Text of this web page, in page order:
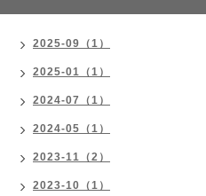
2025-09（1）
2025-01（1）
2024-07（1）
2024-05（1）
2023-11（2）
2023-10（1）